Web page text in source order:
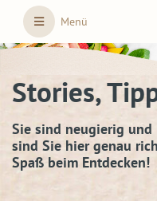
Skip to main content
Menü
Stories,
Sie sind neugierig und
sind Sie hier genau
Spaß beim Entdecken!